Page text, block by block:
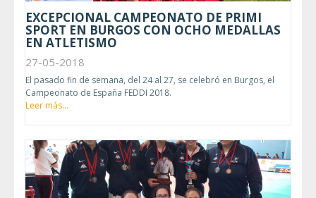
EXCEPCIONAL CAMPEONATO DE PRIMI
SPORT EN BURGOS CON OCHO MEDALLAS
EN ATLETISMO
27-05-2018
El pasado fin de semana, del 24 al 27, se celebró en Burgos, el
Campeonato de España FEDDI 2018.
Leer más...